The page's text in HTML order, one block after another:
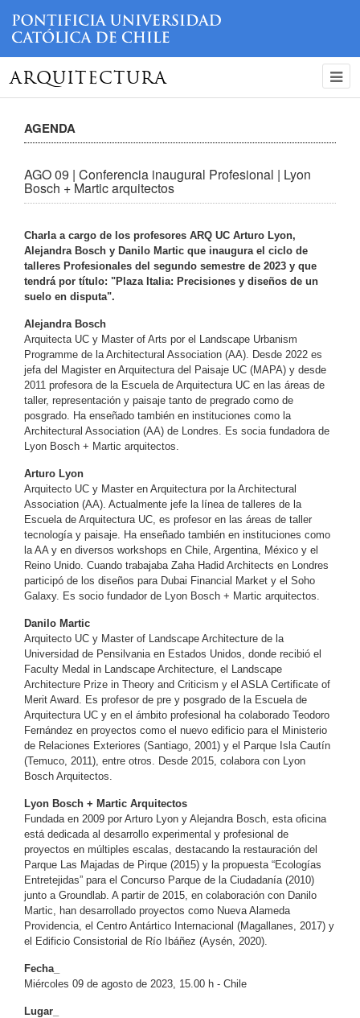
ARQUITECTURA
AGENDA
AGO 09 | Conferencia inaugural Profesional | Lyon
Bosch + Martic arquitectos
Charla a cargo de los profesores ARQ UC Arturo Lyon,
Alejandra Bosch y Danilo Martic que inaugura el ciclo de
talleres Profesionales del segundo semestre de 2023 y que
tendrá por título: "Plaza Italia: Precisiones y diseños de un
suelo en disputa".
Alejandra Bosch
Arquitecta UC y Master of Arts por el Landscape Urbanism
Programme de la Architectural Association (AA). Desde 2022 es
jefa del Magister en Arquitectura del Paisaje UC (MAPA) y desde
2011 profesora de la Escuela de Arquitectura UC en las áreas de
taller, representación y paisaje tanto de pregrado como de
posgrado. Ha enseñado también en instituciones como la
Architectural Association (AA) de Londres. Es socia fundadora de
Lyon Bosch + Martic arquitectos.
Arturo Lyon
Arquitecto UC y Master en Arquitectura por la Architectural
Association (AA). Actualmente jefe la línea de talleres de la
Escuela de Arquitectura UC, es profesor en las áreas de taller
tecnología y paisaje. Ha enseñado también en instituciones como
la AA y en diversos workshops en Chile, Argentina, México y el
Reino Unido. Cuando trabajaba Zaha Hadid Architects en Londres
participó de los diseños para Dubai Financial Market y el Soho
Galaxy. Es socio fundador de Lyon Bosch + Martic arquitectos.
Danilo Martic
Arquitecto UC y Master of Landscape Architecture de la
Universidad de Pensilvania en Estados Unidos, donde recibió el
Faculty Medal in Landscape Architecture, el Landscape
Architecture Prize in Theory and Criticism y el ASLA Certificate of
Merit Award. Es profesor de pre y posgrado de la Escuela de
Arquitectura UC y en el ámbito profesional ha colaborado Teodoro
Fernández en proyectos como el nuevo edificio para el Ministerio
de Relaciones Exteriores (Santiago, 2001) y el Parque Isla Cautín
(Temuco, 2011), entre otros. Desde 2015, colabora con Lyon
Bosch Arquitectos.
Lyon Bosch + Martic Arquitectos
Fundada en 2009 por Arturo Lyon y Alejandra Bosch, esta oficina
está dedicada al desarrollo experimental y profesional de
proyectos en múltiples escalas, destacando la restauración del
Parque Las Majadas de Pirque (2015) y la propuesta “Ecologías
Entretejidas” para el Concurso Parque de la Ciudadanía (2010)
junto a Groundlab. A partir de 2015, en colaboración con Danilo
Martic, han desarrollado proyectos como Nueva Alameda
Providencia, el Centro Antártico Internacional (Magallanes, 2017) y
el Edificio Consistorial de Río Ibáñez (Aysén, 2020).
Fecha_
Miércoles 09 de agosto de 2023, 15.00 h - Chile
Lugar_